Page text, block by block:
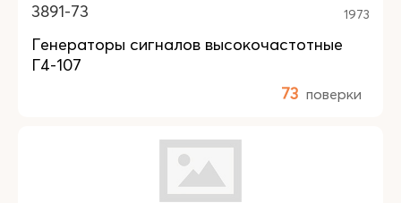
3891-73 1973
Генераторы сигналов высокочастотные
Г4-107
73 поверки